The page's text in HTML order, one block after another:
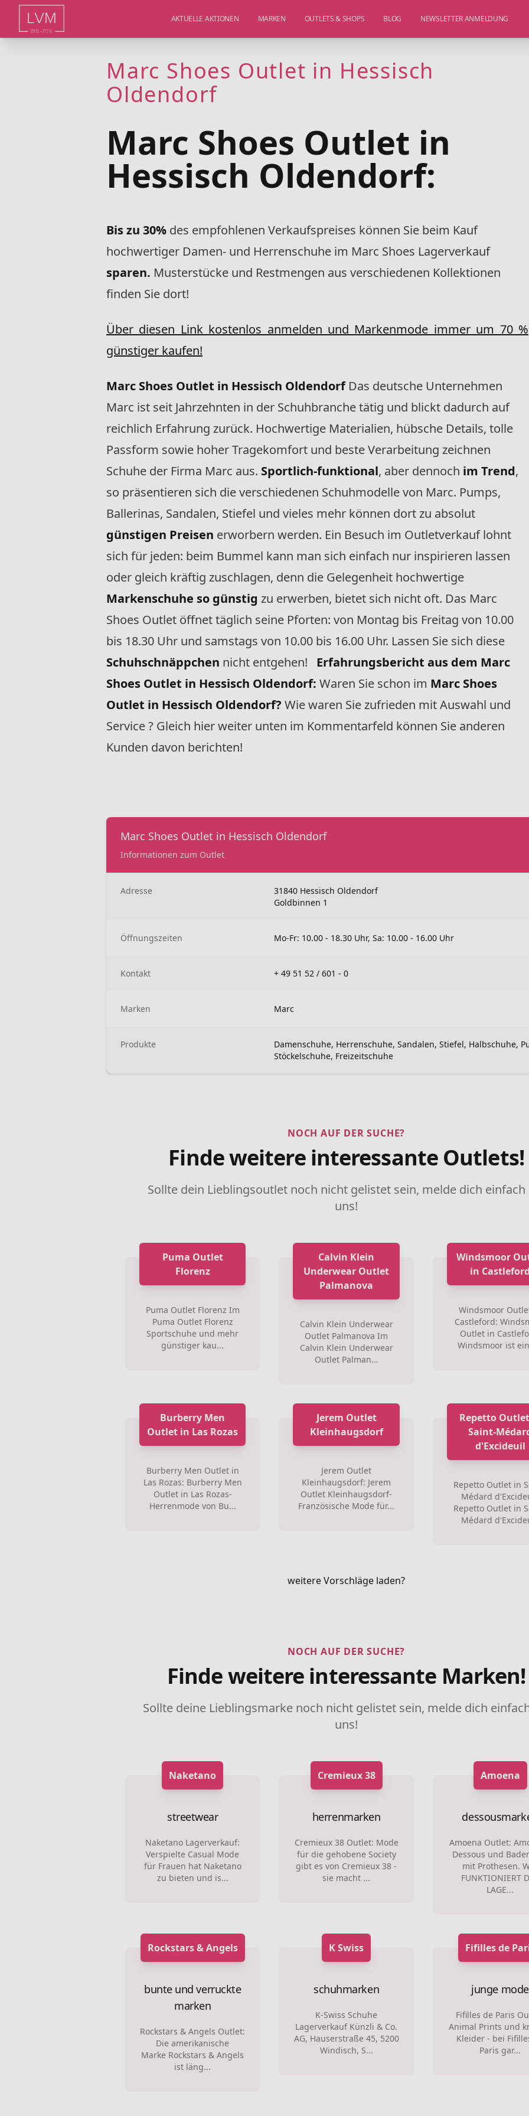
AKTUELLE AKTIONEN MARKEN OUTLETS & SHOPS BLOG NEWSLETTER ANMELDUNG
Marc Shoes Outlet in Hessisch
Oldendorf
Marc Shoes Outlet in
Hessisch Oldendorf:
Bis zu 30% des empfohlenen Verkaufspreises können Sie beim Kauf
hochwertiger Damen- und Herrenschuhe im Marc Shoes Lagerverkauf
sparen. Musterstücke und Restmengen aus verschiedenen Kollektionen
finden Sie dort!
Über diesen Link kostenlos anmelden und Markenmode immer um 70 %
günstiger kaufen!
Marc Shoes Outlet in Hessisch Oldendorf Das deutsche Unternehmen
Marc ist seit Jahrzehnten in der Schuhbranche tätig und blickt dadurch auf
reichlich Erfahrung zurück. Hochwertige Materialien, hübsche Details, tolle
Passform sowie hoher Tragekomfort und beste Verarbeitung zeichnen
Schuhe der Firma Marc aus. Sportlich-funktional, aber dennoch im Trend,
so präsentieren sich die verschiedenen Schuhmodelle von Marc. Pumps,
Ballerinas, Sandalen, Stiefel und vieles mehr können dort zu absolut
günstigen Preisen erworbern werden. Ein Besuch im Outletverkauf lohnt
sich für jeden: beim Bummel kann man sich einfach nur inspirieren lassen
oder gleich kräftig zuschlagen, denn die Gelegenheit hochwertige
Markenschuhe so günstig zu erwerben, bietet sich nicht oft. Das Marc
Shoes Outlet öffnet täglich seine Pforten: von Montag bis Freitag von 10.00
bis 18.30 Uhr und samstags von 10.00 bis 16.00 Uhr. Lassen Sie sich diese
Schuhschnäppchen nicht entgehen! Erfahrungsbericht aus dem Marc
Shoes Outlet in Hessisch Oldendorf: Waren Sie schon im Marc Shoes
Outlet in Hessisch Oldendorf? Wie waren Sie zufrieden mit Auswahl und
Service ? Gleich hier weiter unten im Kommentarfeld können Sie anderen
Kunden davon berichten!
Marc Shoes Outlet in Hessisch Oldendorf
Informationen zum Outlet
Adresse
31840 Hessisch Oldendorf
Goldbinnen 1
Öffnungszeiten Mo-Fr: 10.00 - 18.30 Uhr, Sa: 10.00 - 16.00 Uhr
Kontakt + 49 51 52 / 601 - 0
Marken Marc
Produkte
Damenschuhe, Herrenschuhe, Sandalen, Stiefel, Halbschuhe,
Stöckelschuhe, Freizeitschuhe
NOCH AUF DER SUCHE?
Finde weitere interessante Outlets!
Sollte dein Lieblingsoutlet noch nicht gelistet sein, melde dich einfach
uns!
Puma Outlet
Florenz
Puma Outlet Florenz Im
Puma Outlet Florenz
Sportschuhe und mehr
günstiger kau...
Calvin Klein
Underwear Outlet
Palmanova
Calvin Klein Underwear
Outlet Palmanova Im
Calvin Klein Underwear
Outlet Palman...
Windsmoor
in Castleford
Windsmoor
Castleford:
Outlet in
Windsmoor ist
Burberry Men
Outlet in Las Rozas
Burberry Men Outlet in
Las Rozas: Burberry Men
Outlet in Las Rozas-
Herrenmode von Bu...
Jerem Outlet
Kleinhaugsdorf
Jerem Outlet
Kleinhaugsdorf: Jerem
Outlet Kleinhaugsdorf-
Französische Mode für...
Repetto
Saint-
d'Excideuil
Repetto Outlet in
Médard
Repetto Outlet in
Médard
weitere Vorschläge laden?
NOCH AUF DER SUCHE?
Finde weitere interessante Marken!
Sollte deine Lieblingsmarke noch nicht gelistet sein, melde dich
uns!
Naketano
streetwear
Naketano Lagerverkauf:
Verspielte Casual Mode
für Frauen hat Naketano
zu bieten und is...
Cremieux 38
herrenmarken
Cremieux 38 Outlet: Mode
für die gehobene Society
gibt es von Cremieux 38 -
sie macht ...
Amoena
Amoena Outlet:
Dessous und
mit Prothesen.
FUNKTIONIERT
LAGE...
Rockstars & Angels
bunte und verruckte
marken
Rockstars & Angels Outlet:
Die amerikanische
Marke Rockstars & Angels
ist läng...
K Swiss
schuhmarken
K-Swiss Schuhe
Lagerverkauf Künzli & Co.
AG, Hauserstraße 45, 5200
Windisch, S...
Fifilles de
junge mode
Fifilles de Paris
Animal Prints und
Kleider - bei
Paris gar...